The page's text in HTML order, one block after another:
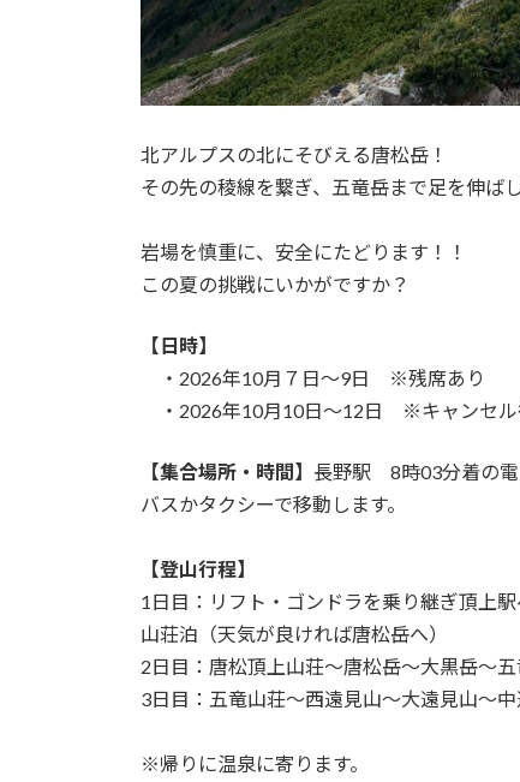
北アルプスの北にそびえる唐松岳！
その先の稜線を繋ぎ、五竜岳まで足を伸ば
岩場を慎重に、安全にたどります！！
この夏の挑戦にいかがですか？
【日時】
・2026年10月７日〜9日 ※残席あり
・2026年10月10日〜12日 ※キャンセル
【集合場所・時間】 長野駅 8時03分着の電
バスかタクシーで移動します。
【登山行程】
1日目：リフト・ゴンドラを乗り継ぎ頂上
山荘泊（天気が良ければ唐松岳へ）
2日目：唐松頂上山荘〜唐松岳〜大黒岳〜
3日目：五竜山荘〜西遠見山〜大遠見山〜
※帰りに温泉に寄ります。